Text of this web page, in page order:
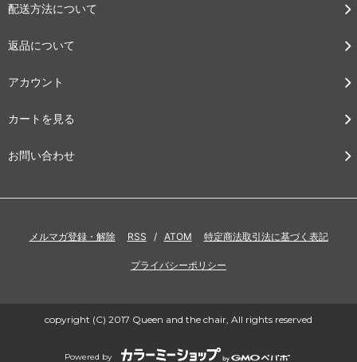
配送方法について
返品について
アカウント
カートを見る
お問い合わせ
メルマガ登録・解除 RSS / ATOM 特定商法取引法に基づく表記
プライバシーポリシー
copyright (C) 2017 Queen and the chair, All rights reserved
Powered by